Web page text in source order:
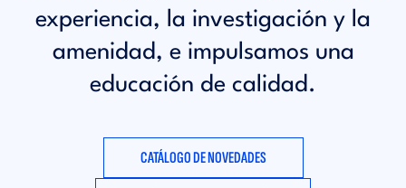
experiencia, la investigación y la
amenidad, e impulsamos una
educación de calidad.
CATÁLOGO DE NOVEDADES